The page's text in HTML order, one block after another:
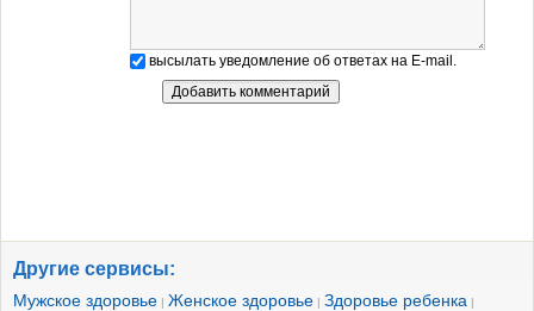
высылать уведомление об ответах на E-mail.
Другие сервисы:
Мужское здоровье | Женское здоровье | Здоровье ребенка |